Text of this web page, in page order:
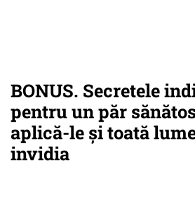
BONUS. Secretele
pentru un păr
aplică-le și toată
invidia